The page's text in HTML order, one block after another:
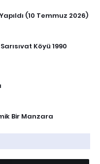
(10 Temmuz 2026)
Köyü 1990
Bir Manzara